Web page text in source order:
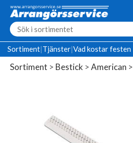
Sortiment|Tjänster|Vad kostar festen
Sortiment > Bestick >American >